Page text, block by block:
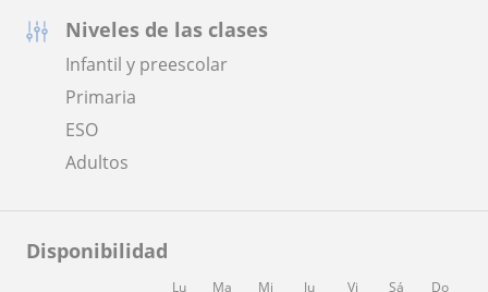
Niveles de las clases
Infantil y preescolar
Primaria
ESO
Adultos
Disponibilidad
Lu Ma Mi Ju Vi Sá Do